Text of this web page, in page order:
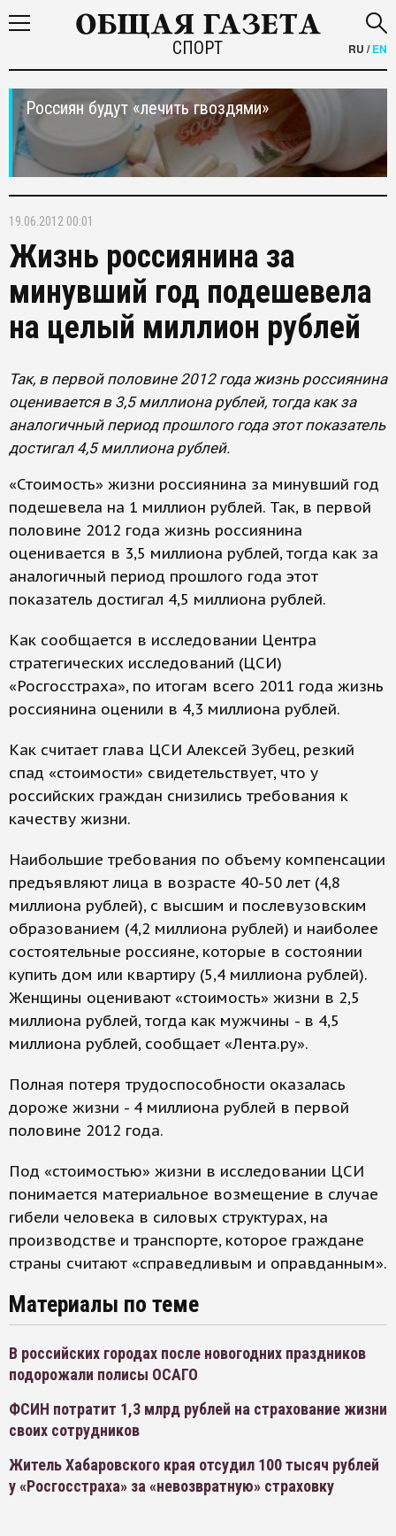
СПОРТ RU /EN
Россиян будут «лечить гвоздями»
19.06.2012 00:01
Жизнь россиянина за
минувший год подешевела
на целый миллион рублей
Так, в первой половине 2012 года жизнь россиянина
оценивается в 3,5 миллиона рублей, тогда как за
аналогичный период прошлого года этот показатель
достигал 4,5 миллиона рублей.
«Стоимость» жизни россиянина за минувший год
подешевела на 1 миллион рублей. Так, в первой
половине 2012 года жизнь россиянина
оценивается в 3,5 миллиона рублей, тогда как за
аналогичный период прошлого года этот
показатель достигал 4,5 миллиона рублей.
Как сообщается в исследовании Центра
стратегических исследований (ЦСИ)
«Росгосстраха», по итогам всего 2011 года жизнь
россиянина оценили в 4,3 миллиона рублей.
Как считает глава ЦСИ Алексей Зубец, резкий
спад «стоимости» свидетельствует, что у
российских граждан снизились требования к
качеству жизни.
Наибольшие требования по объему компенсации
предъявляют лица в возрасте 40-50 лет (4,8
миллиона рублей), с высшим и послевузовским
образованием (4,2 миллиона рублей) и наиболее
состоятельные россияне, которые в состоянии
купить дом или квартиру (5,4 миллиона рублей).
Женщины оценивают «стоимость» жизни в 2,5
миллиона рублей, тогда как мужчины - в 4,5
миллиона рублей, сообщает «Лента.ру».
Полная потеря трудоспособности оказалась
дороже жизни - 4 миллиона рублей в первой
половине 2012 года.
Под «стоимостью» жизни в исследовании ЦСИ
понимается материальное возмещение в случае
гибели человека в силовых структурах, на
производстве и транспорте, которое граждане
страны считают «справедливым и оправданным».
Материалы по теме
В российских городах после новогодних праздников
подорожали полисы ОСАГО
ФСИН потратит 1,3 млрд рублей на страхование жизни
своих сотрудников
Житель Хабаровского края отсудил 100 тысяч рублей
у «Росгосстраха» за «невозвратную» страховку